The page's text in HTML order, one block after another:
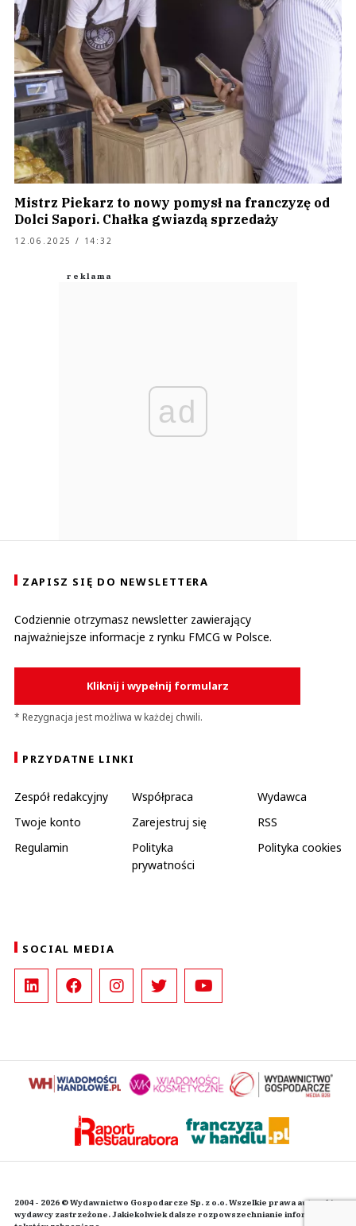
Mistrz Piekarz to nowy pomysł na franczyzę od
Dolci Sapori. Chałka gwiazdą sprzedaży
12.06.2025 / 14:32
ad
ZAPISZ SIĘ DO NEWSLETTERA
Codziennie otrzymasz newsletter zawierający
najważniejsze informacje z rynku FMCG w Polsce.
Kliknij i wypełnij formularz
* Rezygnacja jest możliwa w każdej chwili.
PRZYDATNE LINKI
Zespół redakcyjny Współpraca
Wydawca
Twoje konto
Zarejestruj się
RSS
Regulamin
Polityka
prywatności
Polityka cookies
SOCIAL MEDIA
2004 - 2026 © Wydawnictwo Gospodarcze Sp. z o.o. Wszelkie prawa autorskie
wydawcy zastrzeżone. Jakiekolwiek dalsze rozpowszechnianie informacji i